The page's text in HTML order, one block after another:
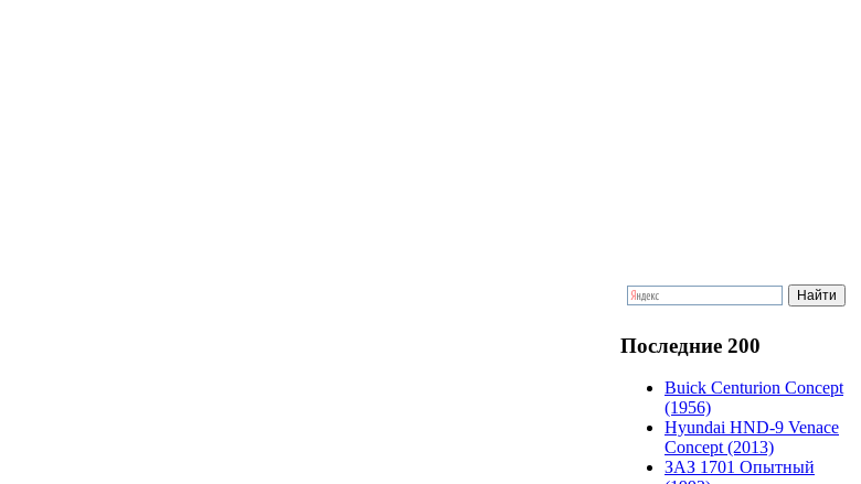
Последние 200
Buick Centurion Concept
(1956)
Hyundai HND-9 Venace
Concept (2013)
ЗАЗ 1701 Опытный